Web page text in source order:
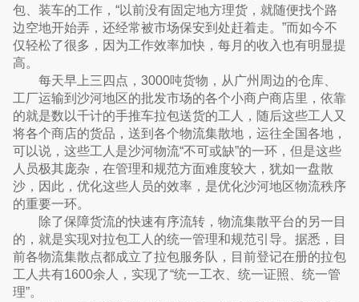
包、装车的工作，“以前没有固定地方理货，就随便找个路
边空地开始弄，还经常被市场保安到处赶着走。”而如今不
仅轻松了很多，因为工作效率加快，每月的收入也有明显提
高。
每天早上三四点，3000吨货物，从广州周边的仓库、
工厂运输到沙河地区的批发市场的各个小商户商店里，依靠
的就是数以千计的手推车拉包送货的工人，随后这些工人又
将各个商店的货品，送到各个物流集散地，运往全国各地，
可以说，这些工人是沙河物流“不可或缺”的一环，但是这些
人员极其庞杂，在管理和规范方面难度较大，犹如一盘散
沙，因此，优化这些人员的效率，是优化沙河地区物流秩序
的重要一环。
除了保障货流的快速有序流转，物流集散平台的另一目
的，就是实现对拉包工人的统一管理和规范引导。据悉，目
前各物流集散点都成立了拉包服务队，目前登记在册的拉包
工人共有1600余人，实现了“统一工衣、统一证照、统一管
理”。